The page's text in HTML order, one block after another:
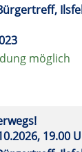
möglich
19.00